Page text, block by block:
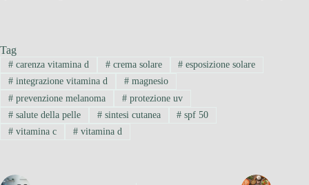
Tag
#carenza vitamina d #crema solare # esposizione solare
#integrazione vitamina d #magnesio
#prevenzione melanoma #protezione uv
#salute della pelle #sintesi cutanea # spf 50
#vitamina c #vitamina d